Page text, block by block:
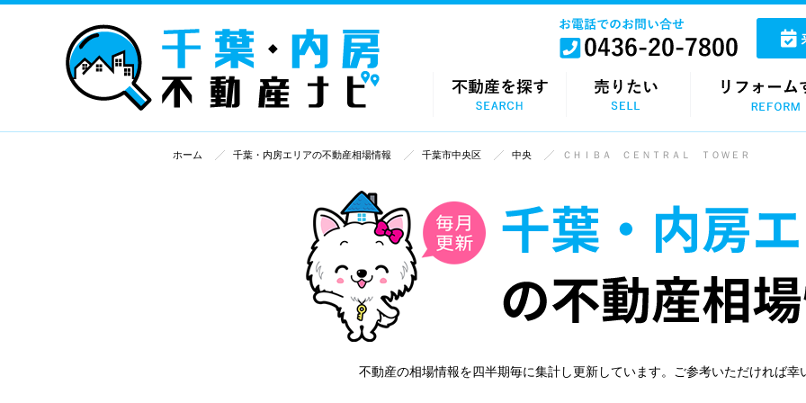
ホーム 千葉・内房エリアの不動産相場情報 千葉市中央区 中央 ＣＨＩＢＡ ＣＥＮＴＲＡＬ ＴＯＷＥＲ
不動産の相場情報を四半期毎に集計し更新しています。ご参考いただければ幸